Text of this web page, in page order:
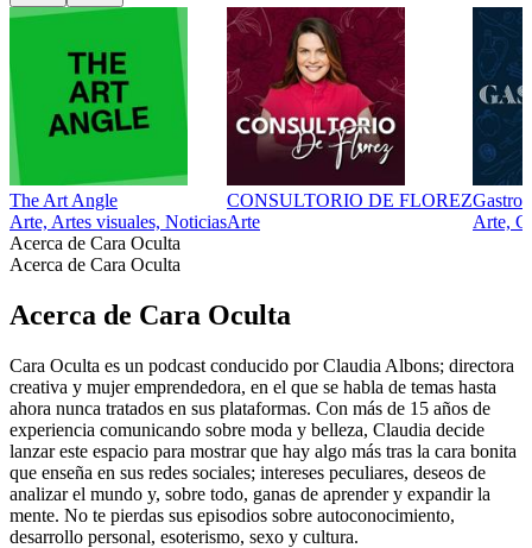
The Art Angle
Arte, Artes visuales, Noticias
CONSULTORIO DE FLOREZ
Arte
Arte,
Acerca de Cara Oculta
Acerca de Cara Oculta
Acerca de Cara Oculta
Cara Oculta es un podcast conducido por Claudia Albons; directora
creativa y mujer emprendedora, en el que se habla de temas hasta
ahora nunca tratados en sus plataformas. Con más de 15 años de
experiencia comunicando sobre moda y belleza, Claudia decide
lanzar este espacio para mostrar que hay algo más tras la cara bonita
que enseña en sus redes sociales; intereses peculiares, deseos de
analizar el mundo y, sobre todo, ganas de aprender y expandir la
mente. No te pierdas sus episodios sobre autoconocimiento,
desarrollo personal, esoterismo, sexo y cultura.